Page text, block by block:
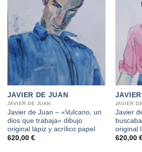
JAVIER DE JUAN
JAVIER DE JUAN
Javier de Juan – «Vulcano, un
dios que trabaja» dibujo
original lápiz y acrílico papel
620,00 €
JAVIER
Javier
original
620,00